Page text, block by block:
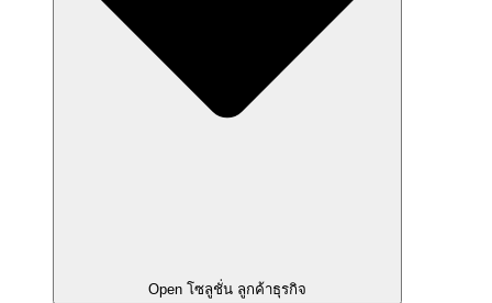
Open โซลูชั่น ลูกค้าธุรกิจ